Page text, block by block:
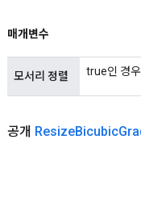
매개변수
모서리 정렬 true인 경
공개 ResizeBicubic